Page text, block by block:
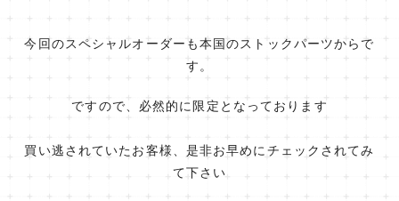
今回のスペシャルオーダーも本国のストックパーツからで
す。
ですので、必然的に限定となっております
買い逃されていたお客様、是非お早めにチェックされてみ
て下さい